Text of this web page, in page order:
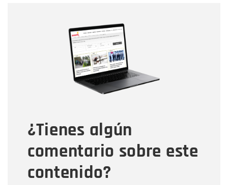
¿Tienes algún
comentario sobre este
contenido?
Correo electrónico
Tipo de comentario
Mensaje